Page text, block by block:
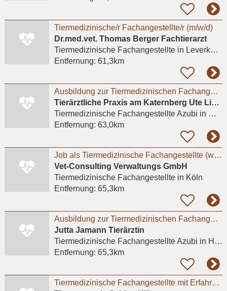
Tiermedizinische/r Fachangestellte/r (m/w/d)
Dr.med.vet. Thomas Berger Fachtierarzt
Tiermedizinische Fachangestelltein Leverkusen, Küppersteg
Entfernung: 61,3km
Ausbildung zur Tiermedizinischen Fachangestellten (m/w/d)
Tierärztliche Praxis am Katernberg Ute Lipka
Tiermedizinische Fachangestellte Azubi in Wuppertal
Entfernung: 63,0km
Job als Tiermedizinische Fachangestellte (w/m/d) für Kleintiere in Köln-Süd
Vet-Consulting Verwaltungs GmbH
Tiermedizinische Fachangestelltein Köln
Entfernung: 65,3km
Ausbildung zur Tiermedizinischen Fachangestellten
Jutta Jamann Tierärztin
Tiermedizinische Fachangestellte Azubi in Hürth, Hermülheim
Entfernung: 65,3km
Tiermedizinische Fachangestellte mit Erfahrung (m/w/d)